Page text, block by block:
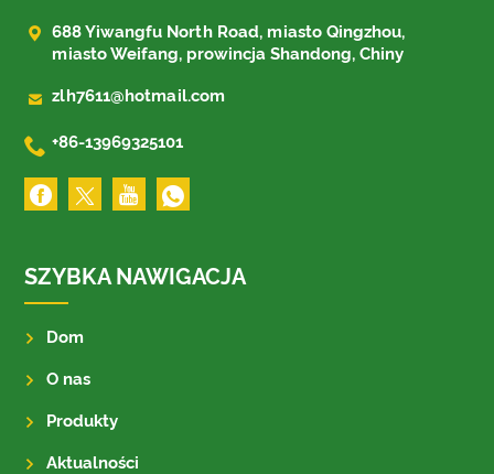
 688 Yiwangfu North Road, miasto Qingzhou,
miasto Weifang, prowincja Shandong, Chiny
 zlh7611@hotmail.com
 +86-13969325101
SZYBKA NAWIGACJA
Dom
O nas
Produkty
Aktualności